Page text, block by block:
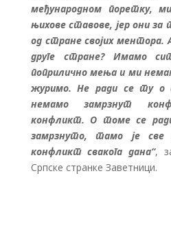
међународном поретку,
њихове ставове, јер они за
од стране својих
друге стране? Имамо
поприлично мења и ми
журимо. Не ради се ту о
немамо замрзнут
конфликт. О томе се
замрзнуто, тамо је
конфликт свакога дана“,
Српске странке Заветници.